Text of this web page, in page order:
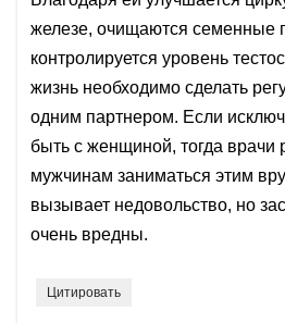
железе, очищаются семенные
контролируется уровень
жизнь необходимо сделать
одним партнером. Если
быть с женщиной, тогда врачи
мужчинам заниматься этим
вызывает недовольство, но
очень вредны.
Цитировать